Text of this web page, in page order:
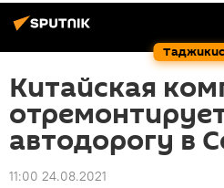
Китайская
автодорогу в
11:00 24.08.2021